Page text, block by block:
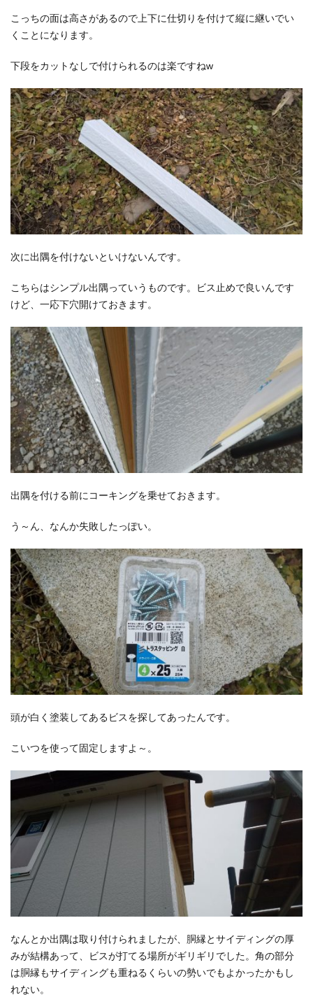
こっちの面は高さがあるので上下に仕切りを付けて縦に継いでい
くことになります。
下段をカットなしで付けられるのは楽ですねw
次に出隅を付けないといけないんです。
こちらはシンプル出隅っていうものです。ビス止めで良いんです
けど、一応下穴開けておきます。
出隅を付ける前にコーキングを乗せておきます。
う～ん、なんか失敗したっぽい。
頭が白く塗装してあるビスを探してあったんです。
こいつを使って固定しますよ～。
なんとか出隅は取り付けられましたが、胴縁とサイディングの厚
みが結構あって、ビスが打てる場所がギリギリでした。角の部分
は胴縁もサイディングも重ねるくらいの勢いでもよかったかもし
れない。